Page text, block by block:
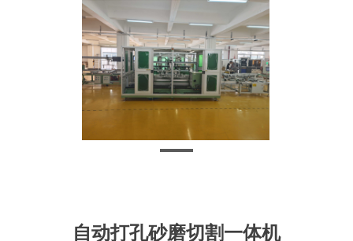
自动打孔砂磨切割一体机